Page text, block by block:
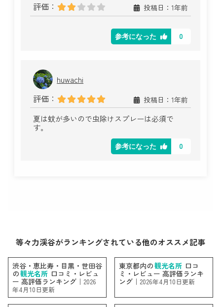
評価：
投稿日：1年前
参考になった 0
huwachi
評価：
投稿日：1年前
夏は蚊が多いので虫除けスプレーは必須で
す。
参考になった 0
等々力渓谷がランキングされている他のオススメ記事
渋谷・恵比寿・目黒・世田谷
の観光名所 口コミ・レビュ
ー 高評価ランキング｜ 2026
年4月10日更新
東京都内の観光名所 口コ
ミ・レビュー 高評価ランキ
ング｜ 2026年4月10日更新